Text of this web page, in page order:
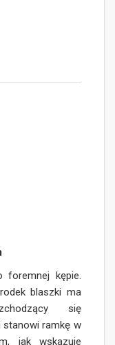
foremnej kępie.
blaszki ma
się
stanowi ramkę w
jak wskazuje